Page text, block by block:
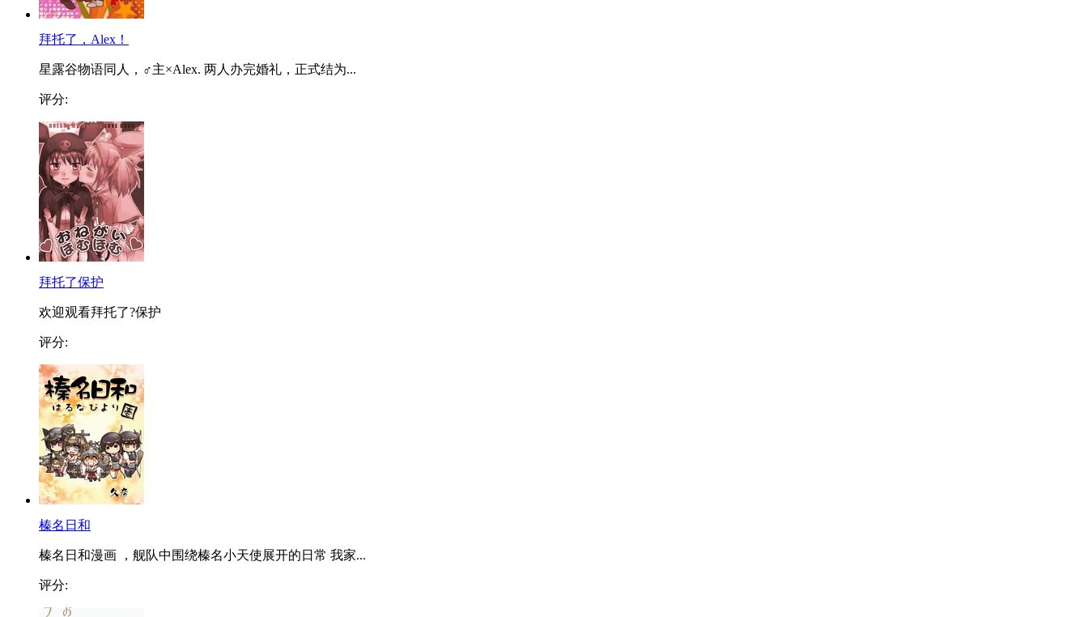
拜托了，Alex！
星露谷物语同人，♂主×Alex. 两人办完婚礼，正式结为...
评分:
拜托了保护
欢迎观看拜托了?保护
评分:
榛名日和
榛名日和漫画 ，舰队中围绕榛名小天使展开的日常 我家...
评分: